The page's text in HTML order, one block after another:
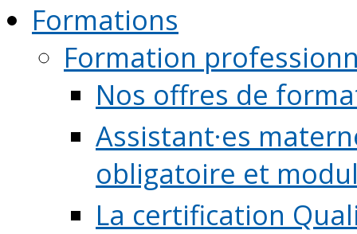
Formations
Formation
Nos offres de
Assistant·es
obligatoire et
La certification